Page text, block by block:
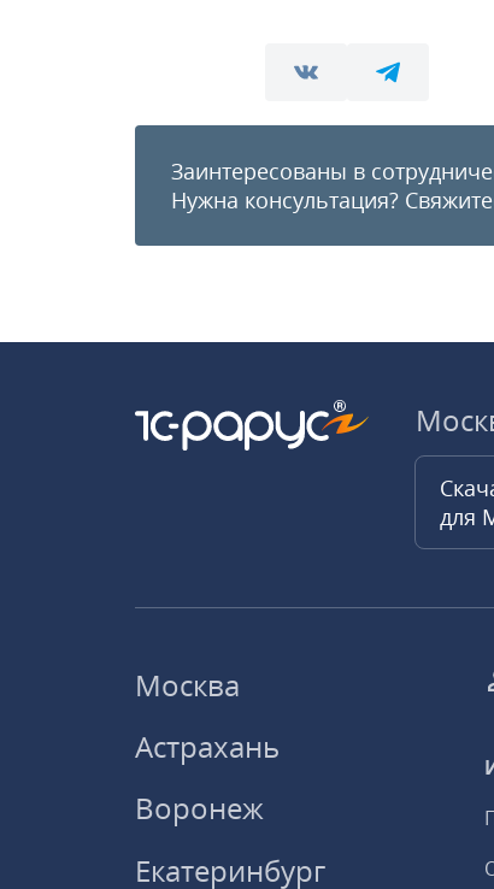
Заинтересованы в
Нужна консультация?
для
Москва
Астрахань
Воронеж
Екатеринбург